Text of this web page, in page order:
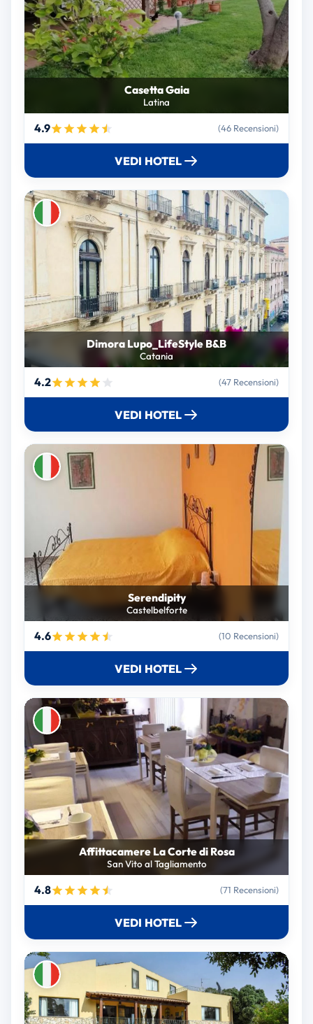
Casetta Gaia
Latina
4.9 (46 Recensioni)
VEDI HOTEL
Dimora Lupo_LifeStyle B&B
Catania
4.2 (47 Recensioni)
VEDI HOTEL
Serendipity
Castelbelforte
4.6 (10 Recensioni)
VEDI HOTEL
Affittacamere La Corte di Rosa
San Vito al Tagliamento
4.8 (71 Recensioni)
VEDI HOTEL